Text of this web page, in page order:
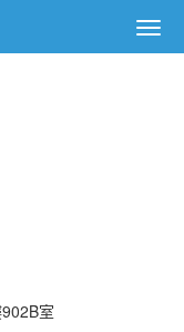
室